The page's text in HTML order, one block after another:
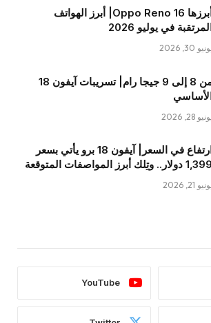
أبرزها Oppo Reno 16| أبرز الهواتف
في يوليو 2026
30, 2026
من 8 إلى 9 جيجا رام| تسريبات آيفون 18
28, 2026
ارتفاع في السعر| آيفون 18 برو يأتي بسعر
1,399 دولار.. وتِلك أبرز المواصفات المتوقعة
21, 2026
YouTube